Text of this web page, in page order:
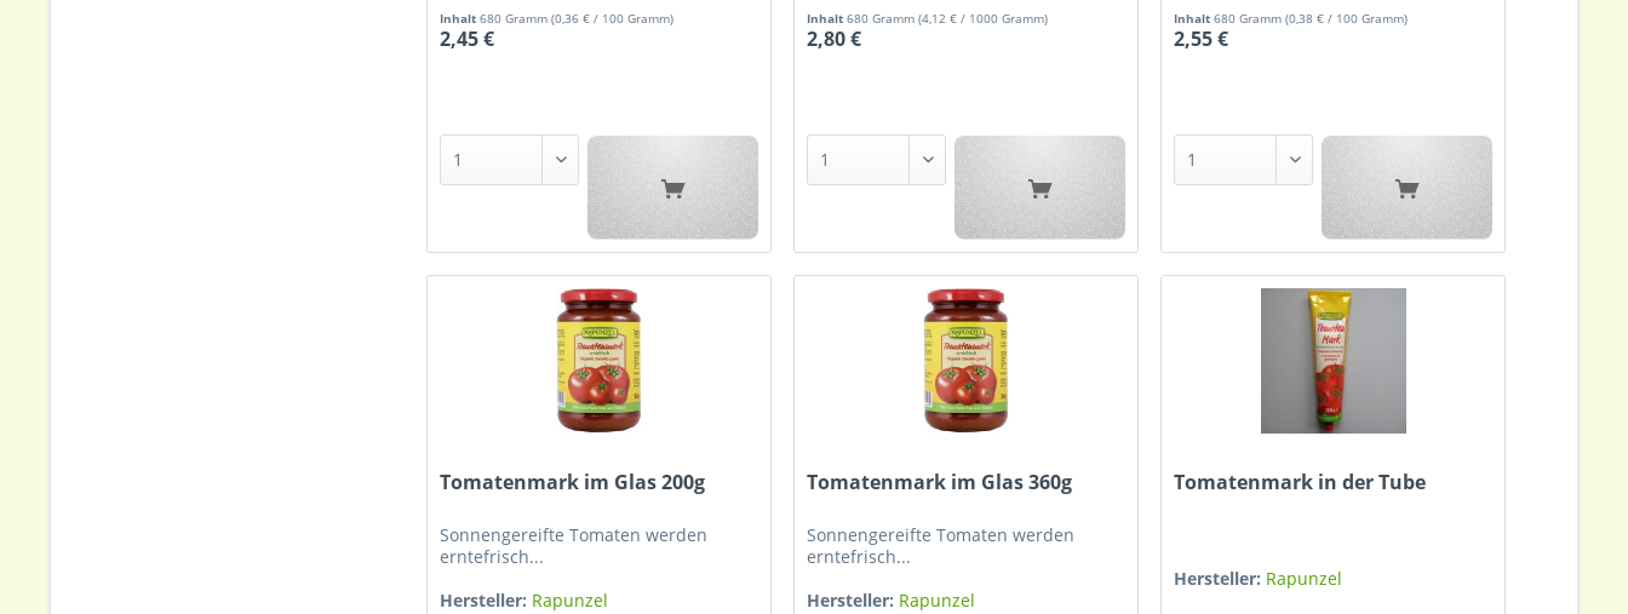
Inhalt680 Gramm(0,36 € / 100 Gramm)
2,45 €
Inhalt680 Gramm(4,12 € / 1000 Gramm)
2,80 €
Inhalt680 Gramm(0,38 € / 100 Gramm)
2,55 €
Tomatenmark im Glas 200g
Sonnengereifte Tomaten werden
erntefrisch...
Hersteller: Rapunzel
Tomatenmark im Glas 360g
Sonnengereifte Tomaten werden
erntefrisch...
Hersteller: Rapunzel
Tomatenmark in der Tube
Hersteller: Rapunzel